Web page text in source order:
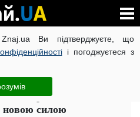
Ви підтверджуєте, що
і погоджуєтеся з
КОРОНАВІРУС В УКРАЇНІ
ЧИТАТЬ НА РУССКОМ
скорочень:
новою силою